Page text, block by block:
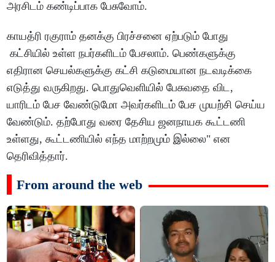
அரசிடம் கண்டிப்பாக பேசுவோம்.
காயத்ரி ரகுராம் தனக்கு பிரச்சனை ஏற்படும் போது
கட்சியில் உள்ள நபர்களிடம் பேசலாம். பெண்களுக்கு
எதிரான செயல்களுக்கு கட்சி கடுமையான நடவடிக்கை
எடுத்து வருகிறது. பொதுவெளியில் பேசுவதை விட,
யாரிடம் பேச வேண்டுமோ அவர்களிடம் பேச முயற்சி செய்ய
வேண்டும். தற்போது வரை தேசிய ஜனநாயக கூட்டணி
உள்ளது, கூட்டணியில் எந்த மாற்றமும் இல்லை" என
தெரிவித்தார்.
From around the web